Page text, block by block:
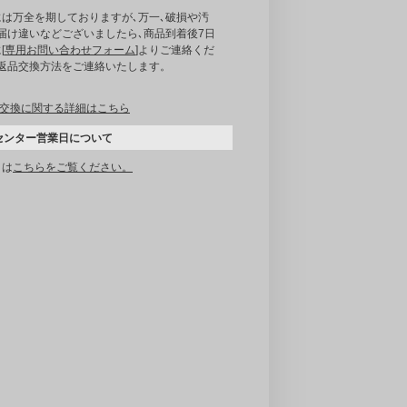
万全を期しておりますが､万一､破損や汚
け違いなどございましたら､商品到着後7日
専用お問い合わせフォーム]よりご連絡くだ
品交換方法をご連絡いたします。
換に関する詳細はこちら
ンター営業日について
こちらをご覧ください。